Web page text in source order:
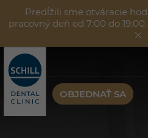
Predĺžili sme otváracie
pracovný deň od 7:00 do
OBJEDNAŤ SA